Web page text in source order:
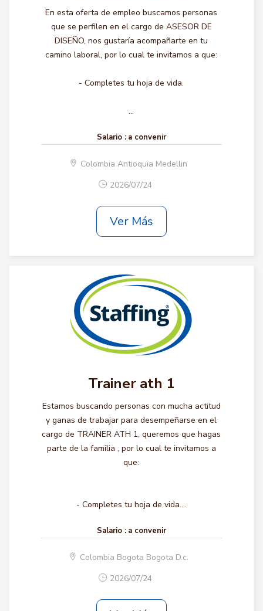
En esta oferta de empleo buscamos personas
que se perfilen en el cargo de ASESOR DE
DISEÑO, nos gustaría acompañarte en tu
camino laboral, por lo cual te invitamos a que:
- Completes tu hoja de vida.
...
Salario : a convenir
Colombia Antioquia Medellin
2026/07/24
Ver Más
Trainer ath 1
Estamos buscando personas con mucha actitud
y ganas de trabajar para desempeñarse en el
cargo de TRAINER ATH 1, queremos que hagas
parte de la familia , por lo cual te invitamos a
que:
- Completes tu hoja de vida....
Salario : a convenir
Colombia Bogota Bogota D.c.
2026/07/24